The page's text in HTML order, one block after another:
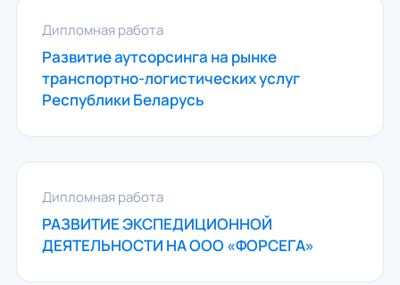
Дипломная работа
Развитие аутсорсинга на рынке
транспортно-логистических услуг
Республики Беларусь
Дипломная работа
РАЗВИТИЕ ЭКСПЕДИЦИОННОЙ
ДЕЯТЕЛЬНОСТИ НА ООО «ФОРСЕГА»